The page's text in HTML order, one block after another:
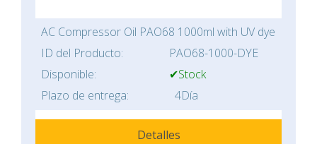
AC Compressor Oil PAO68 1000ml with UV dye
ID del Producto:
PAO68-1000-DYE
Disponible:
✔Stock
Plazo de entrega:
4Día
Detalles